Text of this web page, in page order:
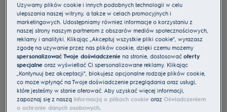
Używamy plików cookie i innych podobnych technologii w celu
ulepszania naszej witryny, a także w celach promocyjnych i
marketingowych. Udostępniamy również informacje o korzystaniu z
naszej strony naszym partnerom z obszarów mediów społecznościowych,
reklamy i analityki. Klikając „Akceptuj wszystkie pliki cookie", wyrażasz
zgodę na używanie przez nas plików cookie, dzięki czemu możemy
spersonalizować Twoje doświadczenie na stronie, dostosowaćoferty
specjalne oraz wyświetlać Ci spersonalizowane reklamy. Klikając
„Kontynuuj bez akceptacji", blokujesz opcjonalne rodzaje plików cookie,
co może wpłynąć na Twoje doświadczenie przeglądania oraz usługi,
które jesteśmy w stanie oferować. Aby uzyskać więcej informacji,
zapoznaj się z naszą Informacją o plikach cookie orazOświadczeniem
o ochronie danych osobowych.